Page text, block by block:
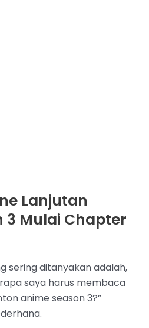
Lanjutan
3 Mulai Chapter
sering ditanyakan adalah,
saya harus membaca
anime season 3?”